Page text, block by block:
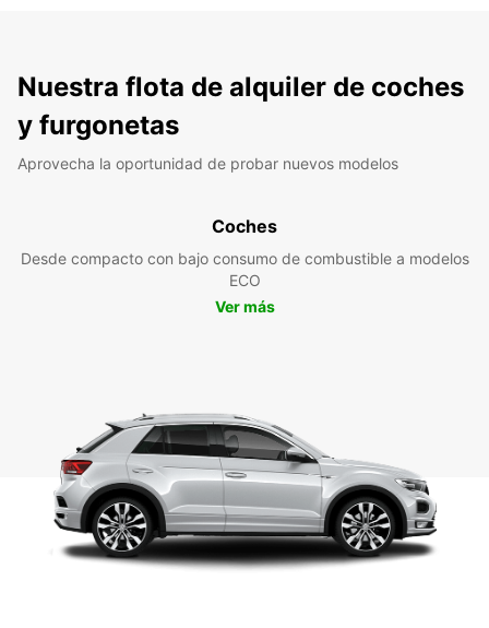
Nuestra flota de alquiler de coches
y furgonetas
Aprovecha la oportunidad de probar nuevos modelos
Coches
Desde compacto con bajo consumo de combustible a modelos
ECO
Ver más